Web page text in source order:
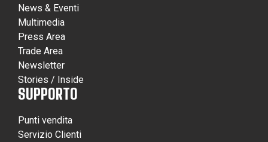
News & Eventi
Multimedia
Press Area
Trade Area
Newsletter
Stories / Inside
SUPPORTO
Punti vendita
Servizio Clienti